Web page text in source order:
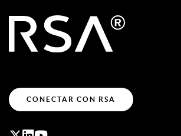
CONECTAR CON RSA